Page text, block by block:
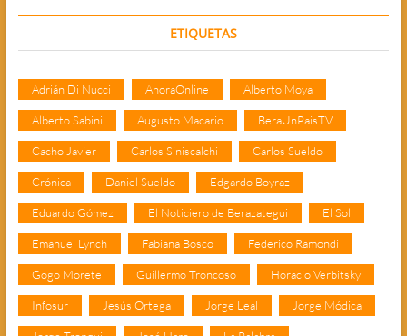
ETIQUETAS
Adrián Di Nucci AhoraOnline Alberto Moya
Alberto Sabini Augusto Macario BeraUnPaisTV
Cacho Javier Carlos Siniscalchi Carlos Sueldo
Crónica Daniel Sueldo Edgardo Boyraz
Eduardo Gómez El Noticiero de Berazategui El Sol
Emanuel Lynch Fabiana Bosco Federico Ramondi
Gogo Morete Guillermo Troncoso Horacio Verbitsky
Infosur Jesús Ortega Jorge Leal Jorge Módica